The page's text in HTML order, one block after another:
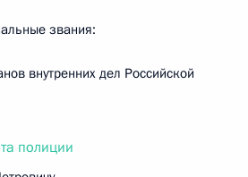
звания:
внутренних дел Российской
полиции